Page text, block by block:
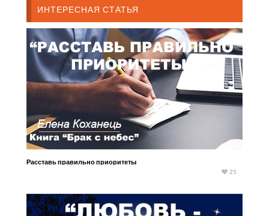
ИНТЕРЕСНАЯ СТАТЬЯ
Расставь правильно приоритеты
25